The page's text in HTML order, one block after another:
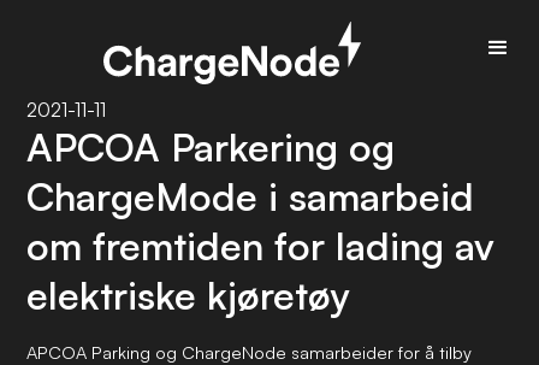
2021-11-11
APCOA Parkering og
ChargeMode i samarbeid
om fremtiden for lading av
elektriske kjøretøy
APCOA Parking og ChargeNode samarbeider for å tilby